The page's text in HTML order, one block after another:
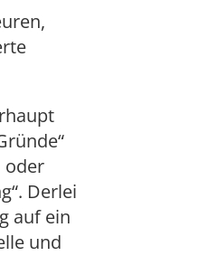
oder
Derlei
auf ein
und